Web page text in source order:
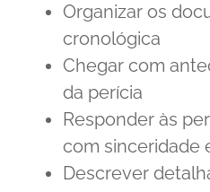
Organizar os
cronológica
Chegar com
da perícia
Responder às
com sinceridade
Descrever